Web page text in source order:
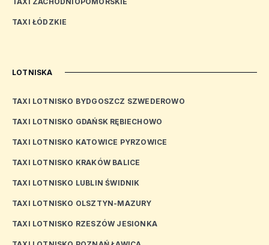
TAXI ŁÓDZKIE
LOTNISKA
TAXI LOTNISKO BYDGOSZCZ SZWEDEROWO
TAXI LOTNISKO GDAŃSK RĘBIECHOWO
TAXI LOTNISKO KATOWICE PYRZOWICE
TAXI LOTNISKO KRAKÓW BALICE
TAXI LOTNISKO LUBLIN ŚWIDNIK
TAXI LOTNISKO OLSZTYN-MAZURY
TAXI LOTNISKO RZESZÓW JESIONKA